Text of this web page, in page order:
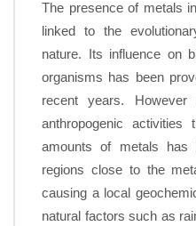
The presence of metals
linked to the
nature. Its influence on
organisms has been
recent years.
anthropogenic
amounts of metals
regions close to the
causing a local
natural factors such as